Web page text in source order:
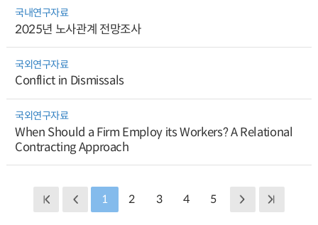
국내연구자료
2025년 노사관계 전망조사
국외연구자료
Conflict in Dismissals
국외연구자료
When Should a Firm Employ its Workers? A Relational
Contracting Approach
1 2 3 4 5